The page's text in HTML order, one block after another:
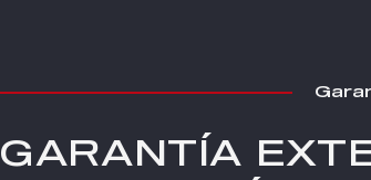
GARANTÍA